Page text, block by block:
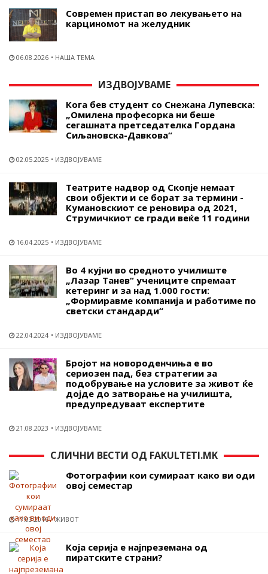
Современ пристап во лекувањето на
карциномот на желудник
06.08.2026 НАША ТЕМА
ИЗДВОЈУВАМЕ
Кога бев студент со Снежана Лупевска:
„Омилена професорка ни беше
сегашната претседателка Гордана
Сиљановска-Давкова“
02.05.2025 ИЗДВОЈУВАМЕ
Театрите надвор од Скопје немаат
свои објекти и се борат за термини -
Кумановскиот се реновира од 2021,
Струмичкиот се гради веќе 11 години
16.04.2025 ИЗДВОЈУВАМЕ
Во 4 кујни во средното училиште
„Лазар Танев“ учениците спремаат
кетеринг и за над 1.000 гости:
„Формиравме компанија и работиме по
светски стандарди“
22.04.2024 ИЗДВОЈУВАМЕ
Бројот на новороденчиња е во
сериозен пад, без стратегии за
подобрување на условите за живот ќе
дојде до затворање на училишта,
предупредуваат експертите
21.08.2023 ИЗДВОЈУВАМЕ
СЛИЧНИ ВЕСТИ ОД FAKULTETI.MK
Фотографии кои сумираат како ви оди
овој семестар
17.03.2016 ЖИВОТ
Која серија е најпреземана од
пиратските страни?